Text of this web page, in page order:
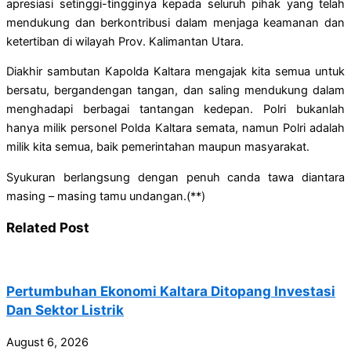
apresiasi setinggi-tingginya kepada seluruh pihak yang telah
mendukung dan berkontribusi dalam menjaga keamanan dan
ketertiban di wilayah Prov. Kalimantan Utara.
Diakhir sambutan Kapolda Kaltara mengajak kita semua untuk
bersatu, bergandengan tangan, dan saling mendukung dalam
menghadapi berbagai tantangan kedepan. Polri bukanlah
hanya milik personel Polda Kaltara semata, namun Polri adalah
milik kita semua, baik pemerintahan maupun masyarakat.
Syukuran berlangsung dengan penuh canda tawa diantara
masing – masing tamu undangan.(**)
Related Post
Pertumbuhan Ekonomi Kaltara Ditopang Investasi
Dan Sektor Listrik
August 6, 2026